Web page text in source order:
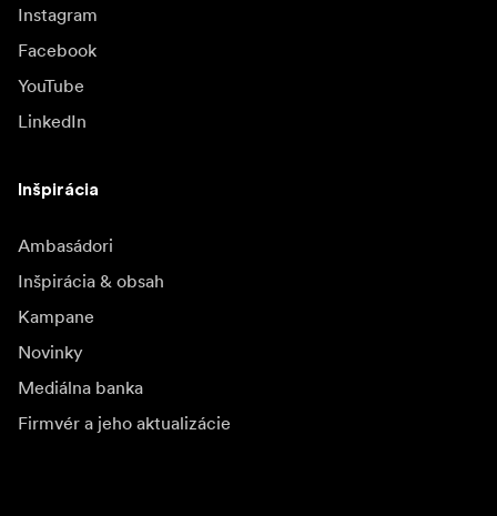
Instagram
Facebook
YouTube
LinkedIn
Inšpirácia
Ambasádori
Inšpirácia & obsah
Kampane
Novinky
Mediálna banka
Firmvér a jeho aktualizácie